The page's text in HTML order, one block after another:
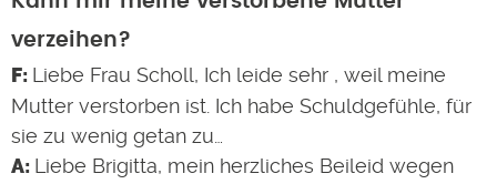
verzeihen?
Liebe Frau Scholl, Ich leide sehr , weil meine
Mutter verstorben ist. Ich habe Schuldgefühle, für
sie zu wenig getan zu…
Liebe Brigitta, mein herzliches Beileid wegen